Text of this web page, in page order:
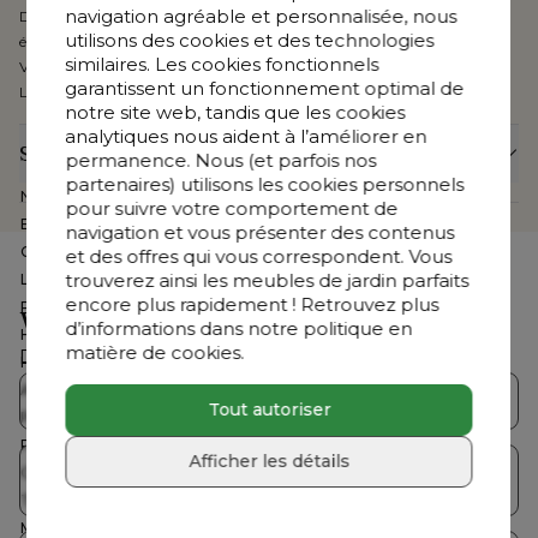
navigation agréable et personnalisée, nous
utilisons des cookies et des technologies
similaires. Les cookies fonctionnels
garantissent un fonctionnement optimal de
notre site web, tandis que les cookies
analytiques nous aident à l’améliorer en
permanence. Nous (et parfois nos
partenaires) utilisons les cookies personnels
pour suivre votre comportement de
navigation et vous présenter des contenus
et des offres qui vous correspondent. Vous
trouverez ainsi les meubles de jardin parfaits
encore plus rapidement ! Retrouvez plus
d’informations dans notre politique en
matière de cookies.
Tout autoriser
Afficher les détails
Disponible en couleurs et motifs différents, Sunbrella® Luxe peut
également habiller votre parasol, un pouf, des coussins décoratifs, etc.
Vous bénéficiez en outre de 5 ans de garantie sur les tissus Sunbrella®
Luxe.
Spécifications
Numéro d'article Web
CB39878501
Exposé dans le show-room
Non
Collection
Orso
Largeur
210 cm
Profondeur
80 cm
Hauteur
67 cm
Hauteur assise
Assemblé
Non
Profondeur coussin dossier
20 cm
Profondeur coussin d'assise
Coussin(s) inclus
Oui
Table basse incluse
Marque
Vous cherchez autre chose ?
Découvrez notre offre complète
Collections Bristol
Table de jardin avec
chaises
Tables de jardin